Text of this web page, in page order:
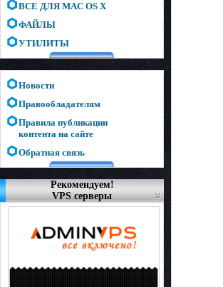
ВСЕ ДЛЯ MAC OS X
ФАЙЛЫ
УТИЛИТЫ
Новости
Правообладателям
Правила публикации
контента на сайте
Обратная связь
Рекомендуем!
VPS серверы